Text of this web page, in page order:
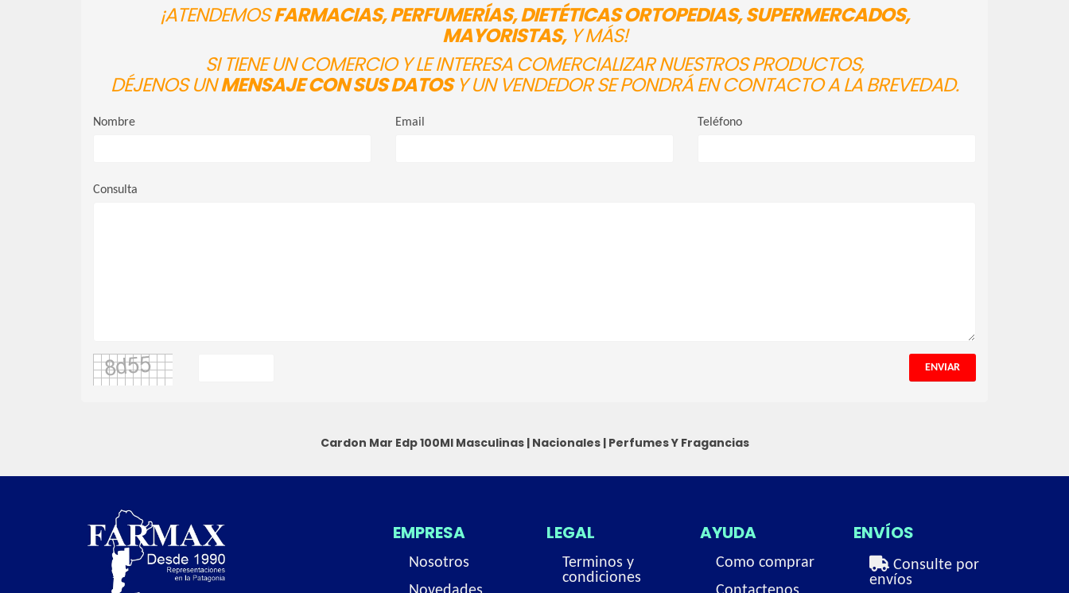
¡ATENDEMOSFARMACIAS, PERFUMERÍAS, DIETÉTICAS ORTOPEDIAS, SUPERMERCADOS,
MAYORISTAS,Y MÁS!
SI TIENE UN COMERCIO Y LE INTERESA COMERCIALIZAR NUESTROS PRODUCTOS,
DÉJENOS UNMENSAJE CON SUS DATOSY UN VENDEDOR SE PONDRÁ EN CONTACTO A LA BREVEDAD.
Nombre Email Teléfono
Consulta
ENVIAR
Cardon Mar Edp 100Ml Masculinas| Nacionales| Perfumes Y Fragancias
EMPRESA
Nosotros
LEGAL
Terminos y
condiciones
AYUDA
Como comprar
ENVÍOS
Consulte por
envíos